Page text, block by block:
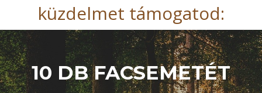
küzdelmet támogatod:
10 DB FACSEMETÉT